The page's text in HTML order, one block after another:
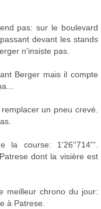
pas: sur le boulevard
devant les stands
n'insiste pas.
Berger mais il compte
un pneu crevé.
la course: 1'26''714'''.
dont la visière est
meilleur chrono du jour:
à Patrese.